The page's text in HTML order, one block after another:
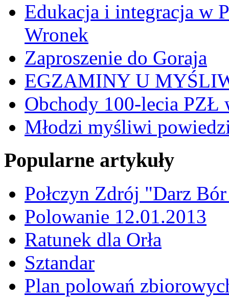
Edukacja i integracja w
Wronek
Zaproszenie do Goraja
EGZAMINY U
Obchody 100-lecia PZŁ
Młodzi myśliwi
Popularne artykuły
Połczyn Zdrój "Darz
Polowanie 12.01.2013
Ratunek dla Orła
Sztandar
Plan polowań